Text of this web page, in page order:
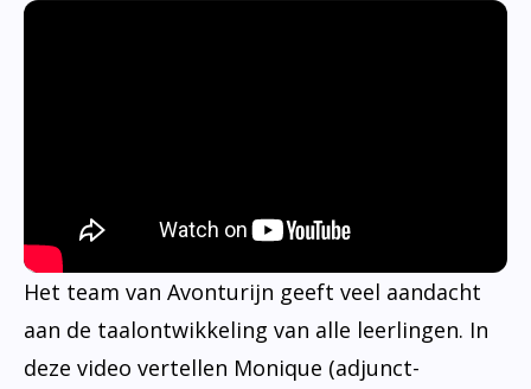
Het team van Avonturijn geeft veel aandacht
aan de taalontwikkeling van alle leerlingen. In
deze video vertellen Monique (adjunct-